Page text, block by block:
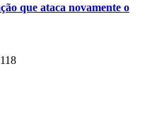
que ataca novamente o